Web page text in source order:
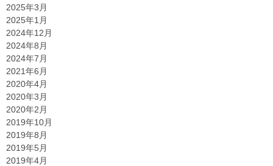
2025年3月
2025年1月
2024年12月
2024年8月
2024年7月
2021年6月
2020年4月
2020年3月
2020年2月
2019年10月
2019年8月
2019年5月
2019年4月